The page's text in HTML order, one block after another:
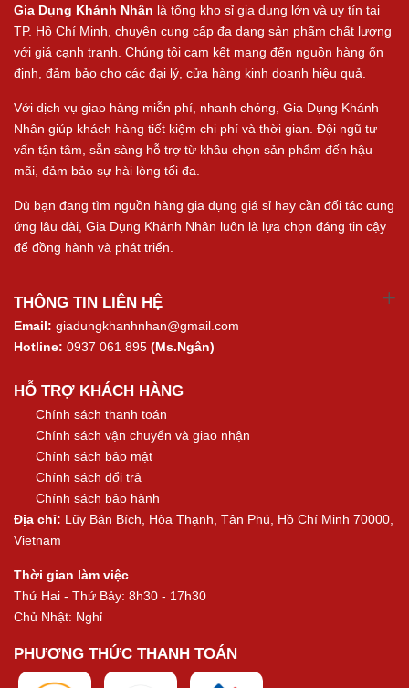
Gia Dụng Khánh Nhân là tổng kho sỉ gia dụng lớn và uy tín tại
TP. Hồ Chí Minh, chuyên cung cấp đa dạng sản phẩm chất lượng
với giá cạnh tranh. Chúng tôi cam kết mang đến nguồn hàng ổn
định, đảm bảo cho các đại lý, cửa hàng kinh doanh hiệu quả.
Với dịch vụ giao hàng miễn phí, nhanh chóng, Gia Dụng Khánh
Nhân giúp khách hàng tiết kiệm chi phí và thời gian. Đội ngũ tư
vấn tận tâm, sẵn sàng hỗ trợ từ khâu chọn sản phẩm đến hậu
mãi, đảm bảo sự hài lòng tối đa.
Dù bạn đang tìm nguồn hàng gia dụng giá sỉ hay cần đối tác cung
ứng lâu dài, Gia Dụng Khánh Nhân luôn là lựa chọn đáng tin cậy
để đồng hành và phát triển.
THÔNG TIN LIÊN HỆ
Email: giadungkhanhnhan@gmail.com
Hotline: 0937 061 895 (Ms.Ngân)
HỖ TRỢ KHÁCH HÀNG
Chính sách thanh toán
Chính sách vận chuyển và giao nhận
Chính sách bảo mật
Chính sách đổi trả
Chính sách bảo hành
Địa chỉ: Lũy Bán Bích, Hòa Thạnh, Tân Phú, Hồ Chí Minh 70000,
Vietnam
Thời gian làm việc
Thứ Hai - Thứ Bảy: 8h30 - 17h30
Chủ Nhật: Nghỉ
PHƯƠNG THỨC THANH TOÁN